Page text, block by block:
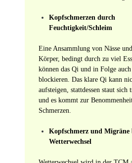
Kopfschmerzen durch
Feuchtigkeit/Schleim
Eine Ansammlung von Nässe
Körper, bedingt durch zu viel
können das Qi und in Folge
blockieren. Das klare Qi kann
aufsteigen, stattdessen staut sich
und es kommt zur
Schmerzen.
Kopfschmerz und Migräne
Wetterwechsel